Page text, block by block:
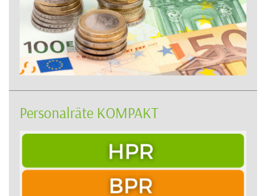
Personalräte KOMPAKT